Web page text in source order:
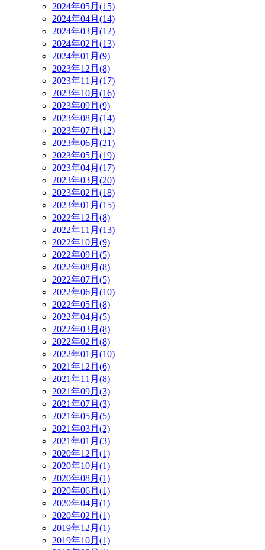
2024年05月(15)
2024年04月(14)
2024年03月(12)
2024年02月(13)
2024年01月(9)
2023年12月(8)
2023年11月(17)
2023年10月(16)
2023年09月(9)
2023年08月(14)
2023年07月(12)
2023年06月(21)
2023年05月(19)
2023年04月(17)
2023年03月(20)
2023年02月(18)
2023年01月(15)
2022年12月(8)
2022年11月(13)
2022年10月(9)
2022年09月(5)
2022年08月(8)
2022年07月(5)
2022年06月(10)
2022年05月(8)
2022年04月(5)
2022年03月(8)
2022年02月(8)
2022年01月(10)
2021年12月(6)
2021年11月(8)
2021年09月(3)
2021年07月(3)
2021年05月(5)
2021年03月(2)
2021年01月(3)
2020年12月(1)
2020年10月(1)
2020年08月(1)
2020年06月(1)
2020年04月(1)
2020年02月(1)
2019年12月(1)
2019年10月(1)